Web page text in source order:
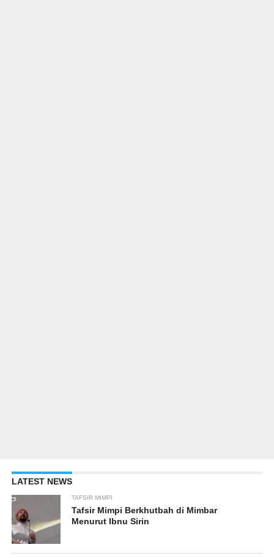
LATEST NEWS
TAFSIR MIMPI
Tafsir Mimpi Berkhutbah di Mimbar
Menurut Ibnu Sirin